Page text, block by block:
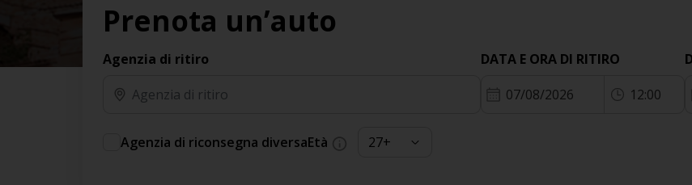
Prenota un’auto
Agenzia di ritiro DATA E ORA DI RITIRO
07/08/2026 12:00
Agenzia di riconsegna diversaEtà